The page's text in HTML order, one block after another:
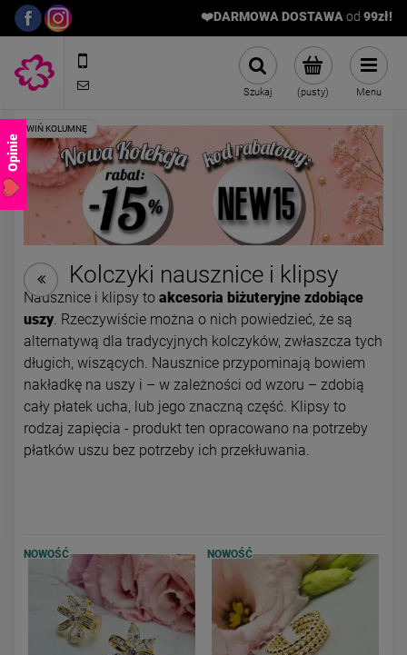
❤️DARMOWA DOSTAWA od 99zł!
sklep@stalowelove.com.pl (pusty)
Szukaj Menu
STAL CHIRURGICZNA
nausznica ażurowa cyrkonie
39,00 zł
powiadom o dostępności
Kolczyki STAL
nausznica kuleczki
39,00 zł
DO KOSZYKA
Kolczyki nausznice i klipsy
Nausznice i klipsy to akcesoria biżuteryjne zdobiące
uszy. Rzeczywiście można o nich powiedzieć, że są
alternatywą dla tradycyjnych kolczyków, zwłaszcza tych
długich, wiszących. Nausznice przypominają bowiem
nakładkę na uszy i – w zależności od wzoru – zdobią
cały płatek ucha, lub jego znaczną część. Klipsy to
rodzaj zapięcia - produkt ten opracowano na potrzeby
płatków uszu bez potrzeby ich przekłuwania.
NOWOŚĆ NOWOŚĆ
Opinie